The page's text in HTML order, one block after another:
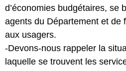
d’économies budgétaires, se
agents du Département et de
aux usagers.
-Devons-nous rappeler la
laquelle se trouvent les